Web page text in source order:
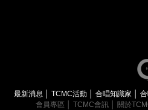
最新消息 TCMC活動 合唱知識家
會員專區
TCMC會訊 關於